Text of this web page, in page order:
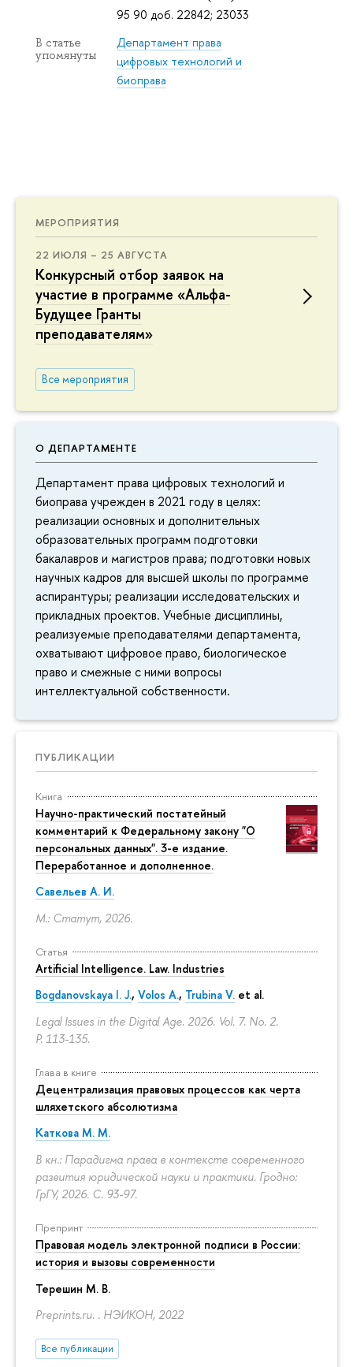
МЕРОПРИЯТИЯ
22 ИЮЛЯ – 25 АВГУСТА
Конкурсный отбор заявок на
участие в программе «Альфа-
Будущее Гранты
преподавателям»
Все мероприятия
О ДЕПАРТАМЕНТЕ
Департамент права цифровых технологий и
биоправа учрежден в 2021 году в целях:
реализации основных и дополнительных
образовательных программ подготовки
бакалавров и магистров права; подготовки новых
научных кадров для высшей школы по программе
аспирантуры; реализации исследовательских и
прикладных проектов. Учебные дисциплины,
реализуемые преподавателями департамента,
охватывают цифровое право, биологическое
право и смежные с ними вопросы
интеллектуальной собственности.
ПУБЛИКАЦИИ
Книга
Научно-практический постатейный
комментарий к Федеральному закону "О
персональных данных". 3-е издание.
Переработанное и дополненное.
Савельев А. И.
М.: Статут, 2026.
Статья
Artificial Intelligence. Law. Industries
Bogdanovskaya I. J., Volos A., Trubina V. et al.
Legal Issues in the Digital Age. 2026. Vol. 7. No. 2.
P. 113-135.
Глава в книге
Децентрализация правовых процессов как черта
шляхетского абсолютизма
Каткова М. М.
В кн.: Парадигма права в контексте современного
развития юридической науки и практики. Гродно:
ГрГУ, 2026. С. 93-97.
Препринт
Правовая модель электронной подписи в России:
история и вызовы современности
Терешин М. В.
Preprints.ru. . НЭИКОН, 2022
Все публикации
95 90 доб. 22842; 23033
В статье
упомянуты
Департамент права
цифровых технологий и
биоправа